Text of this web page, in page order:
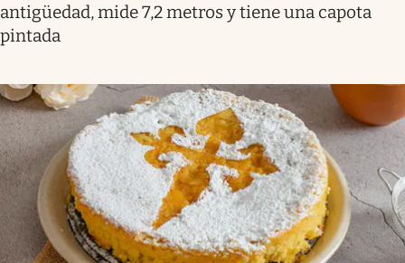
antigüedad, mide 7,2 metros y tiene una capota
pintada